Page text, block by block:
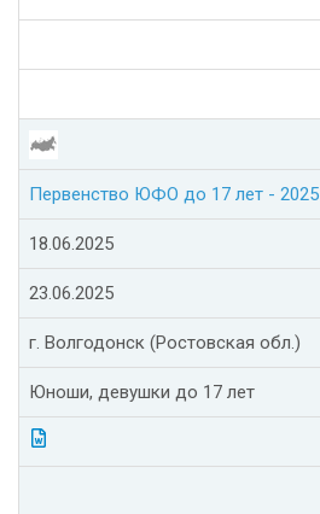
Первенство ЮФО до 17 лет - 2025
18.06.2025
23.06.2025
г. Волгодонск (Ростовская обл.)
Юноши, девушки до 17 лет